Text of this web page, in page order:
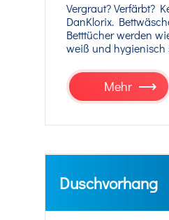
Vergraut? Verfärbt?
DanKlorix.
Betttücher werden
weiß und hygienisch
Mehr
Duschvorhang